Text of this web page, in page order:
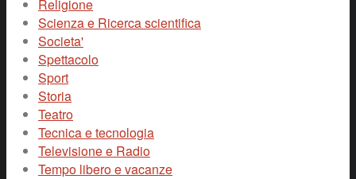
Religione
Scienza e Ricerca scientifica
Societa'
Spettacolo
Sport
Storia
Teatro
Tecnica e tecnologia
Televisione e Radio
Tempo libero e vacanze